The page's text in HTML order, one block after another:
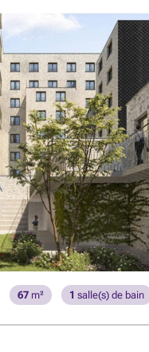
67 m² 1 salle(s) de bain